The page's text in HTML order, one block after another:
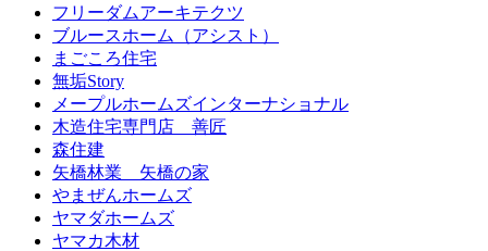
フリーダムアーキテクツ
ブルースホーム（アシスト）
まごころ住宅
無垢Story
メープルホームズインターナショナル
木造住宅専門店 善匠
森住建
矢橋林業 矢橋の家
やまぜんホームズ
ヤマダホームズ
ヤマカ木材